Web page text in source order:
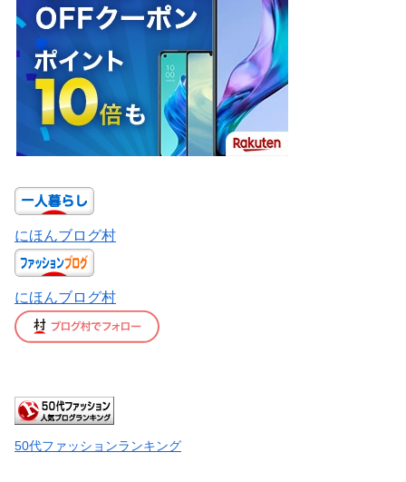
にほんブログ村
にほんブログ村
50代ファッションランキング